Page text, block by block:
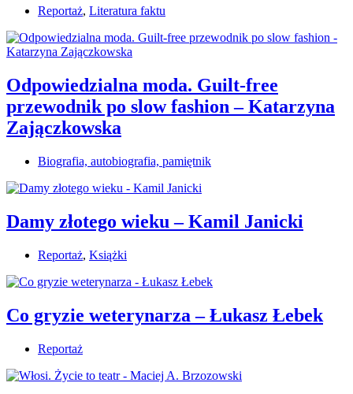
Reportaż, Literatura faktu
Odpowiedzialna moda. Guilt-free
przewodnik po slow fashion – Katarzyna
Zajączkowska
Biografia, autobiografia, pamiętnik
Damy złotego wieku – Kamil Janicki
Reportaż, Książki
Co gryzie weterynarza – Łukasz Łebek
Reportaż